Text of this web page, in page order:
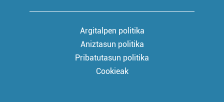
Argitalpen politika
Aniztasun politika
Pribatutasun politika
Cookieak